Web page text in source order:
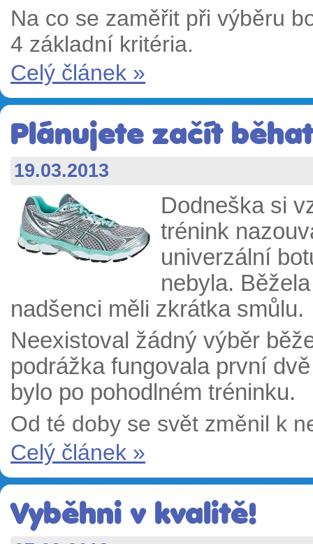
Na co se zaměřit při výběru
4 základní kritéria.
Celý článek »
Plánujete začít
19.03.2013
Dodneška si
trénink
univerzální
nebyla.
nadšenci měli zkrátka smůlu.
Neexistoval žádný výběr
podrážka fungovala první
bylo po pohodlném tréninku.
Od té doby se svět změnil k
Celý článek »
Vyběhni v kvalitě!